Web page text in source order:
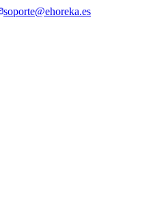
soporte@ehoreka.es